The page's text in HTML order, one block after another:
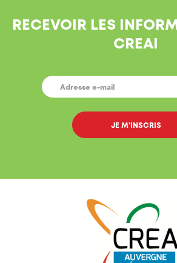
RECEVOIR LES
CREAI
E-
MAIL *